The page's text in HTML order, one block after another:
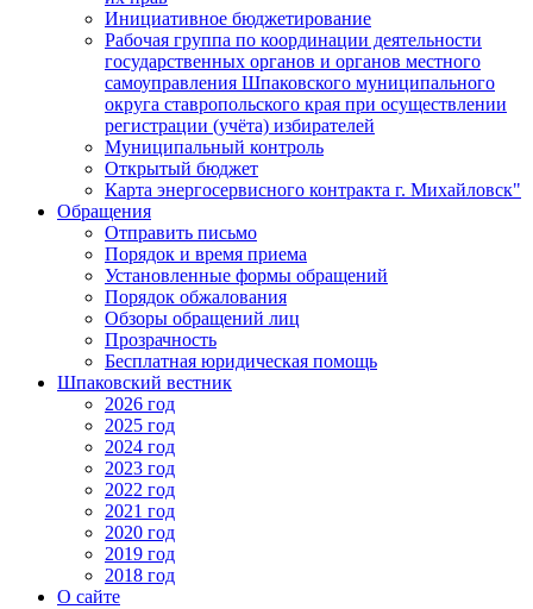
Инициативное бюджетирование
Рабочая группа по координации деятельности
государственных органов и органов местного
самоуправления Шпаковского муниципального
округа ставропольского края при осуществлении
регистрации (учёта) избирателей
Муниципальный контроль
Открытый бюджет
Карта энергосервисного контракта г. Михайловск"
Обращения
Отправить письмо
Порядок и время приема
Установленные формы обращений
Порядок обжалования
Обзоры обращений лиц
Прозрачность
Бесплатная юридическая помощь
Шпаковский вестник
2026 год
2025 год
2024 год
2023 год
2022 год
2021 год
2020 год
2019 год
2018 год
О сайте